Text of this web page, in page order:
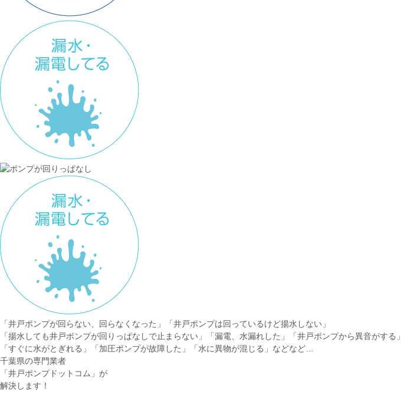
「井戸ポンプが回らない、回らなくなった」「井戸ポンプは回っているけど揚水しない」
「揚水しても井戸ポンプが回りっぱなしで止まらない」「漏電、水漏れした」「井戸ポンプから異音がする」
「すぐに水がとぎれる」「加圧ポンプが故障した」「水に異物が混じる」などなど…
千葉県の専門業者
「井戸ポンプドットコム」が
解決します！